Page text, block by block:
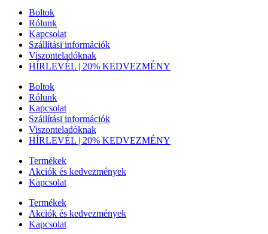
Boltok
Rólunk
Kapcsolat
Szállítási információk
Viszonteladóknak
HÍRLEVÉL | 20% KEDVEZMÉNY
Boltok
Rólunk
Kapcsolat
Szállítási információk
Viszonteladóknak
HÍRLEVÉL | 20% KEDVEZMÉNY
Termékek
Akciók és kedvezmények
Kapcsolat
Termékek
Akciók és kedvezmények
Kapcsolat